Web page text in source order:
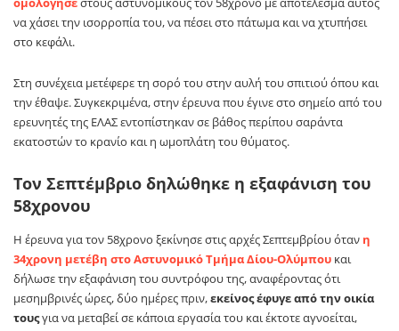
να χάσει την ισορροπία του, να πέσει στο πάτωμα και να χτυπήσει
στο κεφάλι.
Στη συνέχεια μετέφερε τη σορό του στην αυλή του σπιτιού όπου και
την έθαψε. Συγκεκριμένα, στην έρευνα που έγινε στο σημείο από του
ερευνητές της ΕΛΑΣ εντοπίστηκαν σε βάθος περίπου σαράντα
εκατοστών το κρανίο και η ωμοπλάτη του θύματος.
Τον Σεπτέμβριο δηλώθηκε η εξαφάνιση του
58χρονου
Η έρευνα για τον 58χρονο ξεκίνησε στις αρχές Σεπτεμβρίου όταν η
34χρονη μετέβη στο Αστυνομικό Τμήμα Δίου-Ολύμπου και
δήλωσε την εξαφάνιση του συντρόφου της, αναφέροντας ότι
μεσημβρινές ώρες, δύο ημέρες πριν,εκείνος έφυγε από την οικία
τουςγια να μεταβεί σε κάποια εργασία του και έκτοτε αγνοείται,